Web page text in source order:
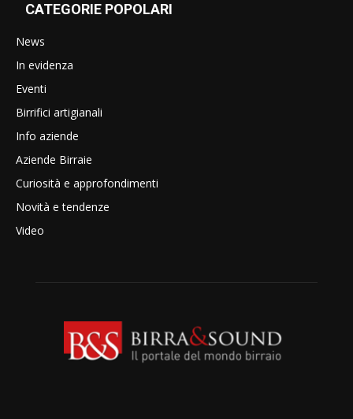
CATEGORIE POPOLARI
News
In evidenza
Eventi
Birrifici artigianali
Info aziende
Aziende Birraie
Curiosità e approfondimenti
Novità e tendenze
Video